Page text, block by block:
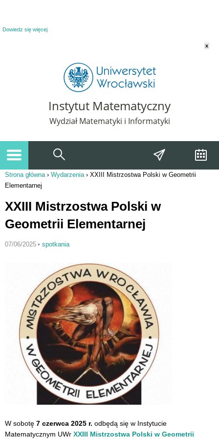
Dowiedz się więcej
x
Instytut Matematyczny
Wydział Matematyki i Informatyki
Jesteś tutaj
Strona główna› Wydarzenia› XXIII Mistrzostwa Polski w Geometrii
Elementarnej
XXIII Mistrzostwa Polski w
Geometrii Elementarnej
07/06/2025 • spotkania
W sobotę 7 czerwca 2025 r. odbędą się w Instytucie
Matematycznym UWr XXIII Mistrzostwa Polski w Geometrii